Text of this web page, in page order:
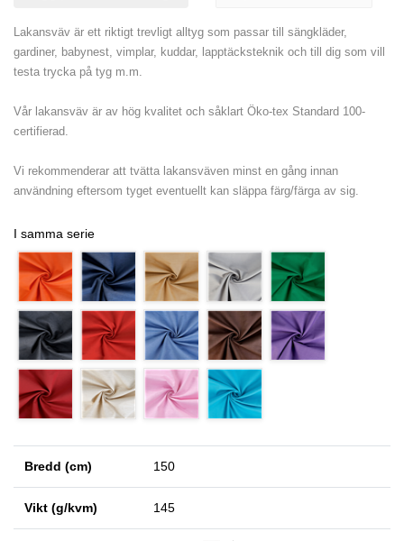
Lakansväv är ett riktigt trevligt alltyg som passar till sängkläder,
gardiner, babynest, vimplar, kuddar, lapptäcksteknik och till dig som vill
testa trycka på tyg m.m.
Vår lakansväv är av hög kvalitet och såklart Öko-tex Standard 100-
certifierad.
Vi rekommenderar att tvätta lakansväven minst en gång innan
användning eftersom tyget eventuellt kan släppa färg/färga av sig.
I samma serie
Bredd (cm) 150
Vikt (g/kvm) 145